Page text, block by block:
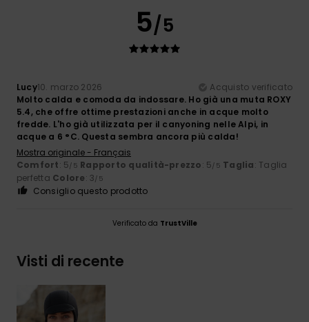
5/5
Lucy10. marzo 2026
Acquisto verificato
Molto calda e comoda da indossare. Ho già una muta ROXY
5.4, che offre ottime prestazioni anche in acque molto
fredde. L'ho già utilizzata per il canyoning nelle Alpi, in
acque a 6 °C. Questa sembra ancora più calda!
Mostra originale - Français
Comfort: 5/5 Rapporto qualità-prezzo: 5/5 Taglia: Taglia
perfetta Colore: 3/5
Consiglio questo prodotto
Verificato da TrustVille
Visti di recente